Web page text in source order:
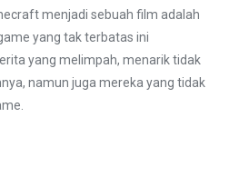
menjadi sebuah film adalah
yang tak terbatas ini
yang melimpah, menarik tidak
namun juga mereka yang tidak